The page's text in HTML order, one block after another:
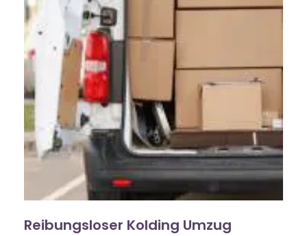
Reibungsloser Kolding Umzug